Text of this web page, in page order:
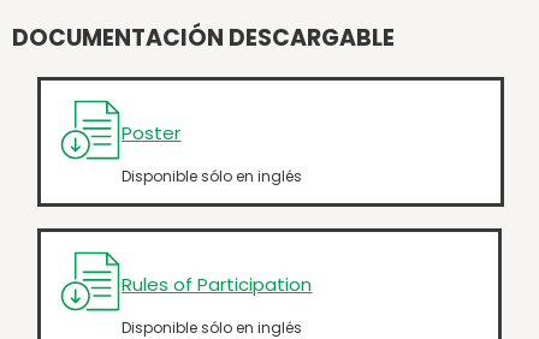
DOCUMENTACIÓN DESCARGABLE
Rules of Participation
Disponible sólo en inglés
Poster
Disponible sólo en inglés